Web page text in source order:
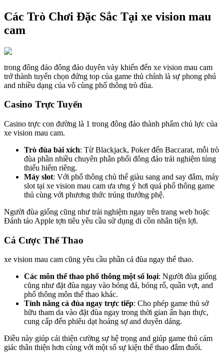
Các Trò Chơi Đặc Sắc Tại xe vision mau
cam
trong đông đảo đông đảo duyên vày khiến đến xe vision mau cam
trở thành tuyển chọn đứng top của game thủ chính là sự phong phú
and nhiều dạng của vô cùng phổ thông trò đùa.
Casino Trực Tuyến
Casino trực con đường là 1 trong đông đảo thành phẩm chủ lực của
xe vision mau cam.
Trò đùa bài xích: Từ Blackjack, Poker đến Baccarat, mỗi trò
đùa phần nhiều chuyên phân phối đông đảo trải nghiệm túng
thiếu hiểm riêng.
Máy slot: Với phổ thông chủ thể giàu sang and say đắm, máy
slot tại xe vision mau cam ưa ưng ý hơi quá phổ thông game
thủ cùng với phương thức trúng thưởng phệ.
Người đùa giống cũng như trải nghiệm ngay trên trang web hoặc
Đánh táo Apple tợn tiêu yêu cầu sử dụng di cồn nhân tiện lợi.
Cá Cược Thể Thao
xe vision mau cam cũng yêu cầu phần cá đùa ngay thể thao.
Các môn thể thao phổ thông một số loại: Người đùa giống
cũng như đặt đùa ngay vào bóng đá, bóng rổ, quần vợt, and
phổ thông môn thể thao khác.
Tính năng cá đùa ngay trực tiếp: Cho phép game thủ sở
hữu tham da vào đặt đùa ngay trong thời gian ấn hạn thực,
cung cấp đến phiêu dạt hoảng sợ and duyên dáng.
Điều này giúp cải thiện cường sự hệ trọng and giúp game thủ cảm
giác thân thiện hơn cùng với một số sự kiện thể thao đắm đuối.